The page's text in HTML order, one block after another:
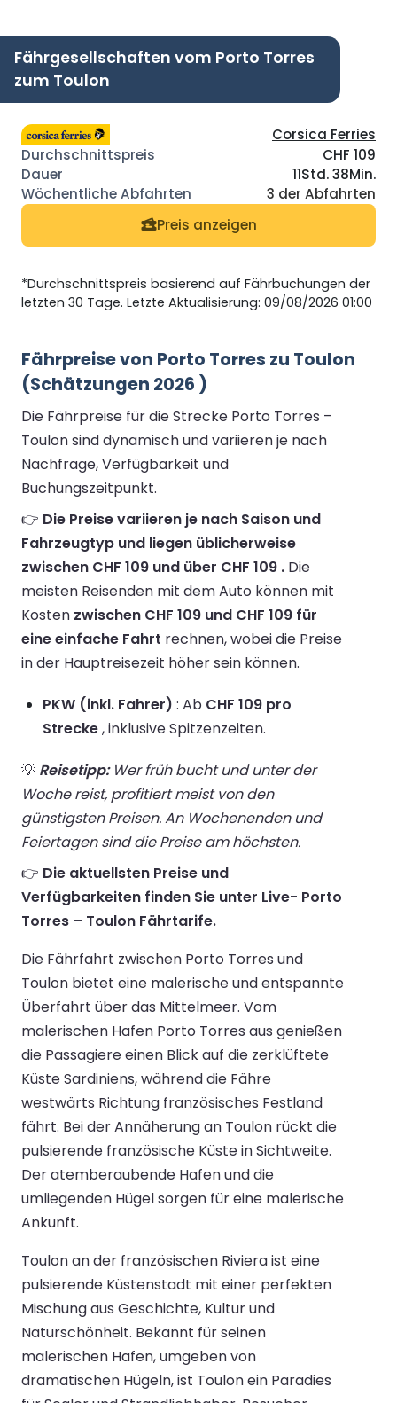
Fährgesellschaften vom Porto Torres
zum Toulon
Corsica Ferries
CHF 109
11Std. 38Min.
3 der Abfahrten
Preis anzeigen
*Durchschnittspreis basierend auf Fährbuchungen der
letzten 30 Tage. Letzte Aktualisierung: 09/08/2026 01:00
Fährpreise von Porto Torres zu Toulon
(Schätzungen 2026 )
Die Fährpreise für die Strecke Porto Torres –
Toulon sind dynamisch und variieren je nach
Nachfrage, Verfügbarkeit und
Buchungszeitpunkt.
👉 Die Preise variieren je nach Saison und
Fahrzeugtyp und liegen üblicherweise
zwischen CHF 109 und über CHF 109 . Die
meisten Reisenden mit dem Auto können mit
Kosten zwischen CHF 109 und CHF 109 für
eine einfache Fahrt rechnen, wobei die Preise
in der Hauptreisezeit höher sein können.
PKW (inkl. Fahrer) : Ab CHF 109 pro
Strecke, inklusive Spitzenzeiten.
💡 Reisetipp:Wer früh bucht und unter der
Woche reist, profitiert meist von den
günstigsten Preisen. An Wochenenden und
Feiertagen sind die Preise am höchsten.
👉 Die aktuellsten Preise und
Verfügbarkeiten finden Sie unter Live- Porto
Torres – Toulon Fährtarife.
Die Fährfahrt zwischen Porto Torres und
Toulon bietet eine malerische und entspannte
Überfahrt über das Mittelmeer. Vom
malerischen Hafen Porto Torres aus genießen
die Passagiere einen Blick auf die zerklüftete
Küste Sardiniens, während die Fähre
westwärts Richtung französisches Festland
fährt. Bei der Annäherung an Toulon rückt die
pulsierende französische Küste in Sichtweite.
Der atemberaubende Hafen und die
umliegenden Hügel sorgen für eine malerische
Ankunft.
Toulon an der französischen Riviera ist eine
pulsierende Küstenstadt mit einer perfekten
Mischung aus Geschichte, Kultur und
Naturschönheit. Bekannt für seinen
malerischen Hafen, umgeben von
dramatischen Hügeln, ist Toulon ein Paradies